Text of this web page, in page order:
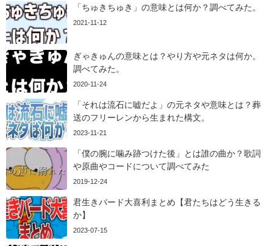
「ちゅきちゅき」の意味とは何か？調べてみた。
2021-11-12
ぎゃきゅんの意味とは？やり方や元ネタは何か。
調べてみた。
2020-11-24
「それは流石に嘘だよ」の元ネタや意味とは？葬
送のフリーレンから生まれた構文。
2023-11-21
「僕の腕に噛み跡つけた後」とは誰の曲か？歌詞
や原曲やコードについて調べてみた
2019-12-24
君生きバード大喜利まとめ【君たちはどう生きる
か】
2023-07-15